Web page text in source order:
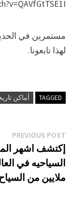
مستمرين في
لهذا تابعونا.
TAGGED أماكن
تصفّح
المقالات
PREVIOUS POST
إكتشف اشهر
السياحيه في
ملايين من